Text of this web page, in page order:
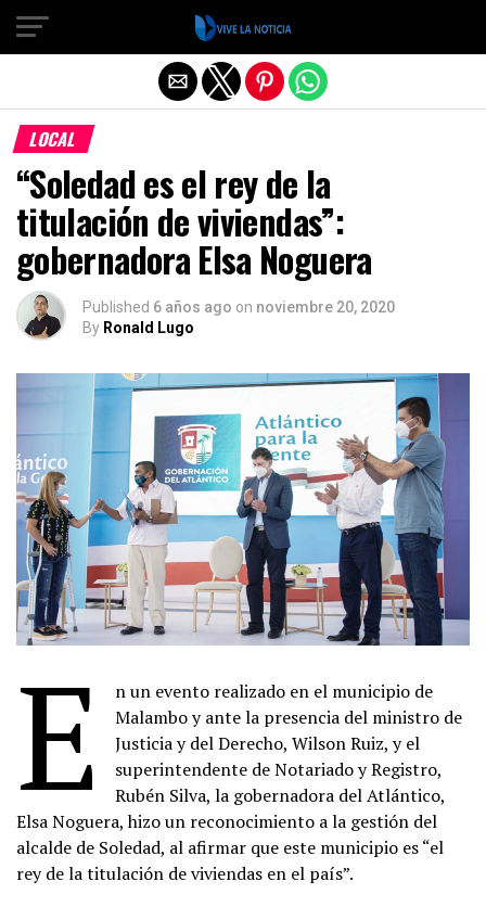
LOCAL
“Soledad es el rey de la
titulación de viviendas”:
gobernadora Elsa Noguera
Published 6 años ago on noviembre 20, 2020
By Ronald Lugo
E
n un evento realizado en el municipio de
Malambo y ante la presencia del ministro de
Justicia y del Derecho, Wilson Ruiz, y el
superintendente de Notariado y Registro,
Rubén Silva, la gobernadora del Atlántico,
Elsa Noguera, hizo un reconocimiento a la gestión del
alcalde de Soledad, al afirmar que este municipio es “el
rey de la titulación de viviendas en el país”.
Salir de la versión móvil